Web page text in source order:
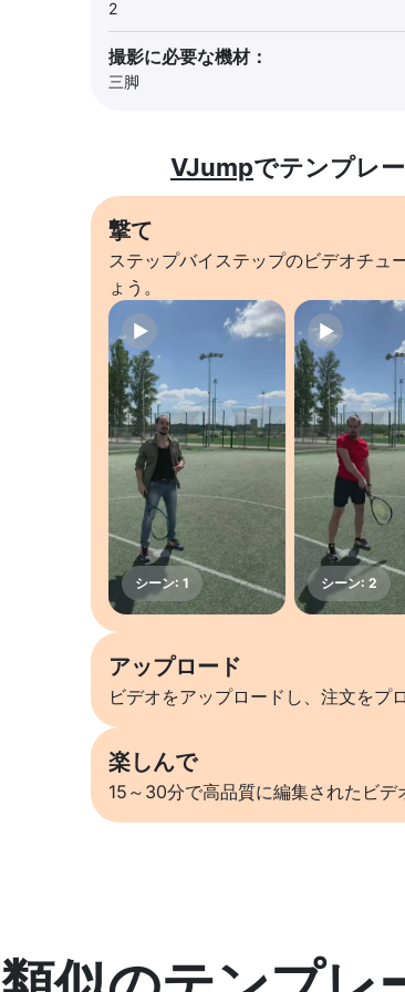
2
撮影に必要な機材：
三脚
VJumpでテンプレ
撃て
ステップバイステップのビデオチュ
ょう。
アップロード
ビデオをアップロードし、注文をプ
楽しんで
15～30分で高品質に編集されたビデ